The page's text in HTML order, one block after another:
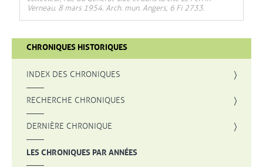
Verneau. 8 mars 1954. Arch. mun. Angers, 6 Fi 2733.
CHRONIQUES HISTORIQUES
INDEX DES CHRONIQUES
RECHERCHE CHRONIQUES , OUVRE UNE NOUVELLE FENÊTRE
DERNIÈRE CHRONIQUE
LES CHRONIQUES PAR ANNÉES